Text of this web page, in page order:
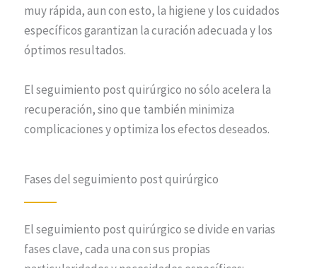
He leído y acepto la Política de privacidad.
Respetamos y protegemos tu privacidad, tus
responder a tu consulta. Al hacer clic aceptas
losTérminos y condiciones
muy rápida, aun con esto, la higiene y los cuidados
específicos garantizan la curación adecuada y los
óptimos resultados.
El seguimiento post quirúrgico no sólo acelera la
recuperación, sino que también minimiza
complicaciones y optimiza los efectos deseados.
Fases del seguimiento post quirúrgico
El seguimiento post quirúrgico se divide en varias
fases clave, cada una con sus propias